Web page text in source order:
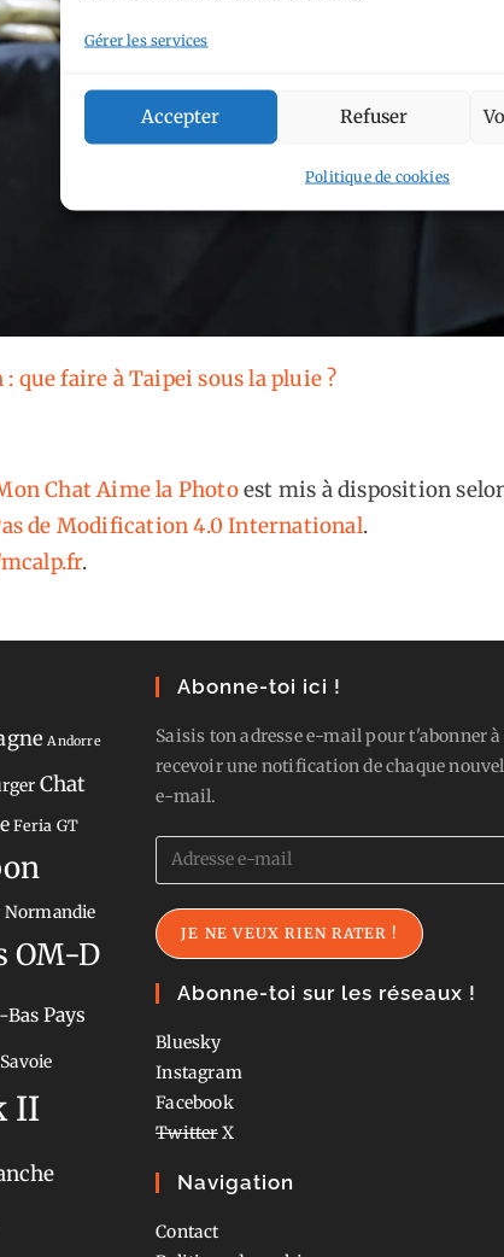
Gérer les services
Accepter Refuser
Politique de cookies
: que faire à Taipei sous la pluie ?
Chat Aime la Photoest mis à disposition
de Modification 4.0 International.
.
Andorre
Chat
Feria GT
Normandie
OM-D
Bas Pays
Savoie
II
Abonne-toi ici !
Saisis ton adresse e-mail pour t'abonner à
recevoir une notification de chaque
e-mail.
Adresse
e-
mail
JE NE VEUX RIEN RATER !
Abonne-toi sur les réseaux !
Bluesky
Instagram
Facebook
TwitterX
Navigation
Contact